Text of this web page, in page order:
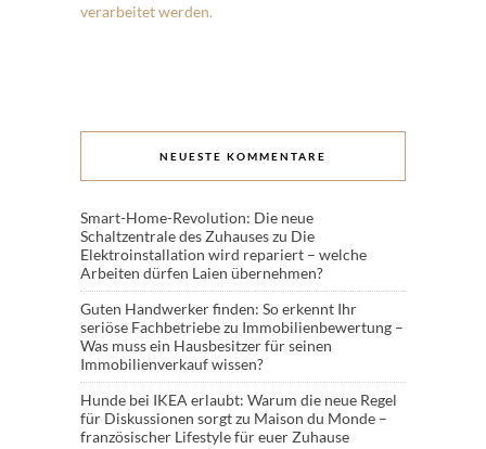
verarbeitet werden.
NEUESTE KOMMENTARE
Smart-Home-Revolution: Die neue
Schaltzentrale des Zuhauseszu Die
Elektroinstallation wird repariert – welche
Arbeiten dürfen Laien übernehmen?
Guten Handwerker finden: So erkennt Ihr
seriöse Fachbetriebezu Immobilienbewertung –
Was muss ein Hausbesitzer für seinen
Immobilienverkauf wissen?
Hunde bei IKEA erlaubt: Warum die neue Regel
für Diskussionen sorgtzu Maison du Monde –
französischer Lifestyle für euer Zuhause